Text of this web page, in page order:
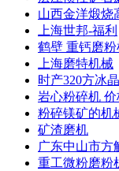
山西金洋煅烧
上海世邦-福利
鹤壁 重钙磨
上海磨特机械
时产320方冰
岩心粉碎机 价
粉碎镁矿的机
矿渣磨机
广东中山市方
重工微粉磨粉